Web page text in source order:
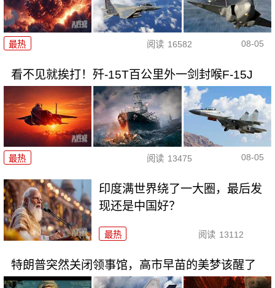
最热 阅读 16582 08-05
看不见就挨打！歼-15T百公里外一剑封喉F-15J
最热 阅读 13475 08-05
印度满世界绕了一大圈，最后发
现还是中国好？
最热 阅读 13112
特朗普突然关闭领事馆，高市早苗的美梦该醒了